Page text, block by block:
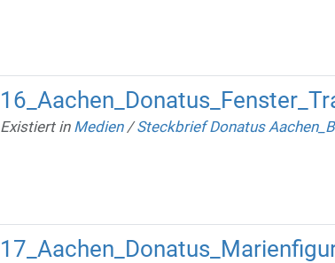
Existiert in Medien /Steckbrief Donatus